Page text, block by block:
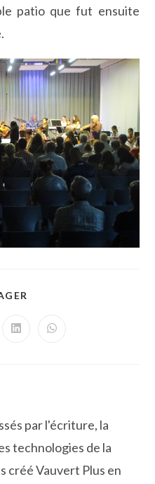
patio que fut ensuite
Ouvrir
Ouvrir
par l'écriture, la
technologies de la
créé Vauvert Plus en